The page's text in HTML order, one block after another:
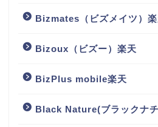
Bizmates（ビズメイツ）
Bizoux（ビズー）楽天
BizPlus mobile楽天
Black Nature(ブラックナ